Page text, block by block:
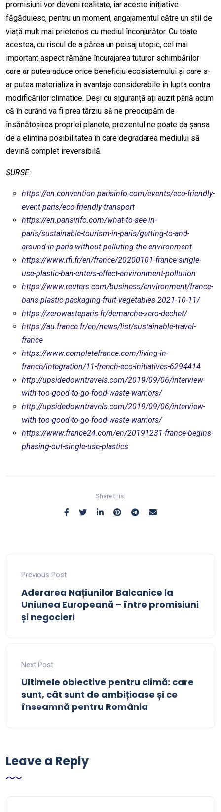
promisiuni vor deveni realitate, iar aceste inițiative
făgăduiesc, pentru un moment, angajamentul către un stil de
viață mult mai prietenos cu mediul înconjurător. Cu toate
acestea, cu riscul de a părea un peisaj utopic, cel mai
important aspect rămâne încurajarea tuturor schimbărilor
care ar putea aduce orice beneficiu ecosistemului și care s-
ar putea materializa în avantaje considerabile în lupta contra
modificărilor climatice. Deși cu siguranță ați auzit până acum
că în curând va fi prea târziu să ne preocupăm de
însănătoșirea propriei planete, prezentul ne poate da șansa
de a elimina posibilitatea în care degradarea mediului să
devină complet ireversibilă.
SURSE:
https://en.convention.parisinfo.com/events/eco-friendly-
event-paris/eco-friendly-transport
https://en.parisinfo.com/what-to-see-in-
paris/sustainable-tourism-in-paris/getting-to-and-
around-in-paris-without-polluting-the-environment
https://www.rfi.fr/en/france/20200101-france-single-
use-plastic-ban-enters-effect-environment-pollution
https://www.reuters.com/business/environment/france-
bans-plastic-packaging-fruit-vegetables-2021-10-11/
https://zerowasteparis.fr/demarche-zero-dechet/
https://au.france.fr/en/news/list/sustainable-travel-
france
https://www.completefrance.com/living-in-
france/integration/11-french-eco-initiatives-6294414
http://upsidedowntravels.com/2019/09/06/interview-
with-too-good-to-go-food-waste-warriors/
http://upsidedowntravels.com/2019/09/06/interview-
with-too-good-to-go-food-waste-warriors/
https://www.france24.com/en/20191231-france-begins-
phasing-out-single-use-plastics
Share this:
Previous Post
Aderarea Națiunilor Balcanice la
Uniunea Europeană – între promisiuni
și negocieri
Next Post
Ultimele obiective pentru climă: care
sunt, cât sunt de ambițioase și ce
înseamnă pentru România
Leave a Reply